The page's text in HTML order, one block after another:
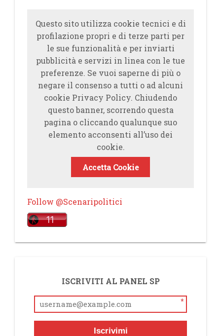
Questo sito utilizza cookie tecnici e di
profilazione propri e di terze parti per
le sue funzionalità e per inviarti
pubblicità e servizi in linea con le tue
preferenze. Se vuoi saperne di più o
negare il consenso a tutti o ad alcuni
cookie Privacy Policy. Chiudendo
questo banner, scorrendo questa
pagina o cliccando qualunque suo
elemento acconsenti all’uso dei
cookie.
Accetta Cookie
Follow @Scenaripolitici
ISCRIVITI AL PANEL SP
*
Iscrivimi